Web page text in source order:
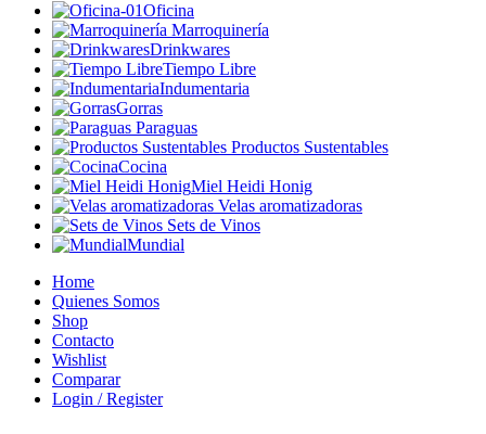
Oficina
Marroquinería
Drinkwares
Tiempo Libre
Indumentaria
Gorras
Paraguas
Productos Sustentables
Cocina
Miel Heidi Honig
Velas aromatizadoras
Sets de Vinos
Mundial
Home
Quienes Somos
Shop
Contacto
Wishlist
Comparar
Login / Register